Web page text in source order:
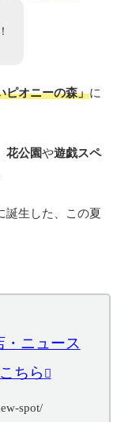
ピオニーの森」に
花公園や遊戯スペ
誕生した、この夏
ニュース
ちら
spot/